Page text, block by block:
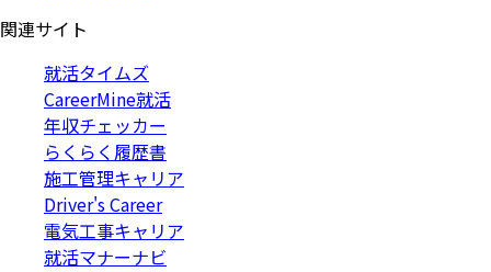
関連サイト
就活タイムズ
CareerMine就活
年収チェッカー
らくらく履歴書
施工管理キャリア
Driver's Career
電気工事キャリア
就活マナーナビ